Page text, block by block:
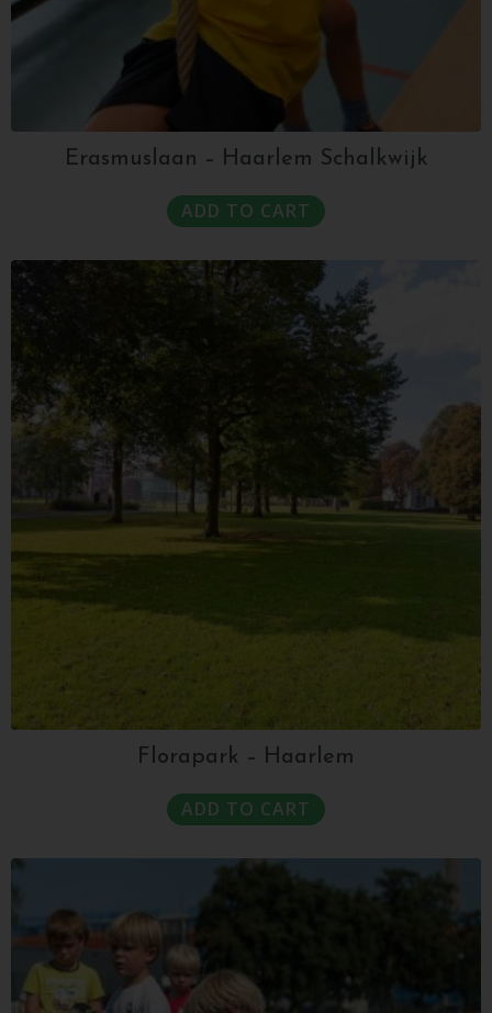
Erasmuslaan – Haarlem Schalkwijk
ADD TO CART
Florapark – Haarlem
ADD TO CART